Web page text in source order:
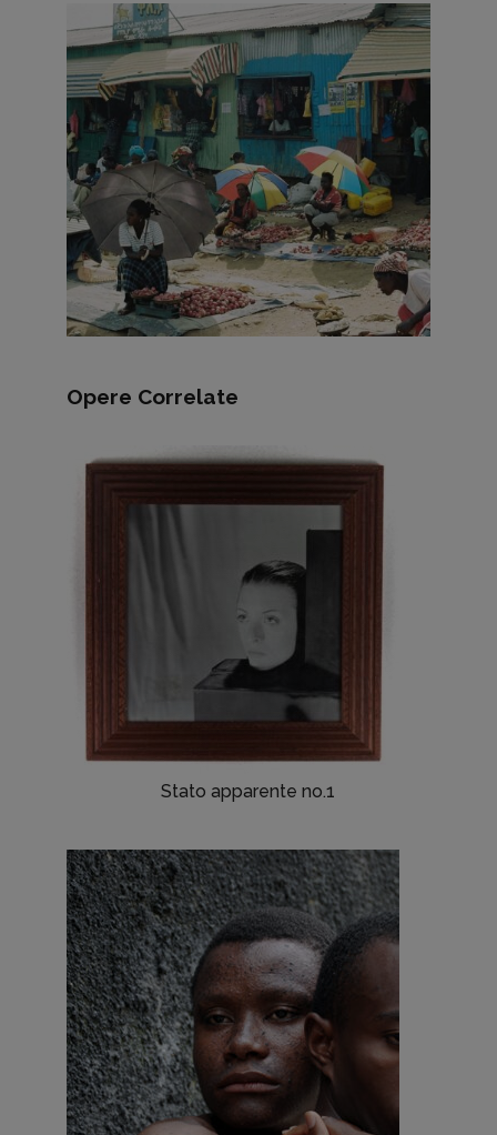
Opere Correlate
Stato apparente no.1